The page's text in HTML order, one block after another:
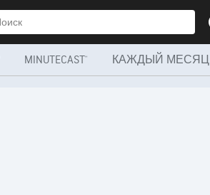
MINUTECAST® КАЖДЫЙ МЕСЯЦ